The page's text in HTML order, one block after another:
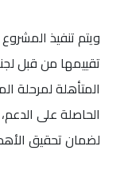
ويتم تنفيذ المشروع
تقييمها من قبل
المتأهلة لمرحلة
الحاصلة على
لضمان تحقيق